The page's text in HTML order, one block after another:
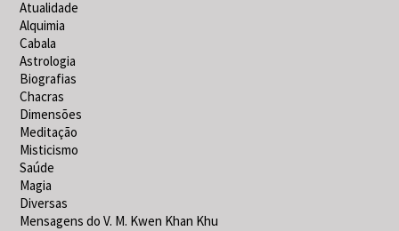
Atualidade
Alquimia
Cabala
Astrologia
Biografias
Chacras
Dimensões
Meditação
Misticismo
Saúde
Magia
Diversas
Mensagens do V. M. Kwen Khan Khu